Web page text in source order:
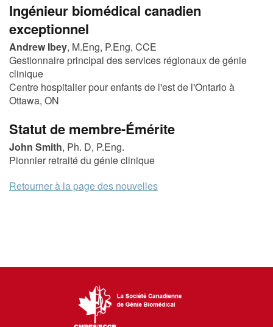
Ingénieur biomédical canadien
exceptionnel
Andrew Ibey, M.Eng, P.Eng, CCE
Gestionnaire principal des services régionaux de génie
clinique
Centre hospitalier pour enfants de l'est de l'Ontario à
Ottawa, ON
Statut de membre-Émérite
John Smith, Ph. D, P.Eng.
Pionnier retraité du génie clinique
Retourner à la page des nouvelles